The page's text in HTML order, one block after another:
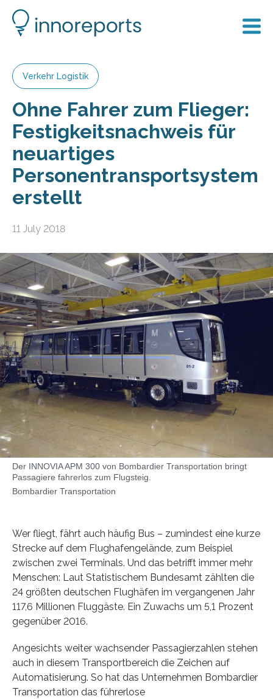
Verkehr Logistik
Ohne Fahrer zum Flieger:
Festigkeitsnachweis für
neuartiges
Personentransportsystem
erstellt
11 July 2018
Der INNOVIA APM 300 von Bombardier Transportation bringt
Passagiere fahrerlos zum Flugsteig.
Bombardier Transportation
Wer fliegt, fährt auch häufig Bus – zumindest eine kurze
Strecke auf dem Flughafengelände, zum Beispiel
zwischen zwei Terminals. Und das betrifft immer mehr
Menschen: Laut Statistischem Bundesamt zählten die
24 größten deutschen Flughäfen im vergangenen Jahr
117,6 Millionen Fluggäste. Ein Zuwachs um 5,1 Prozent
gegenüber 2016.
Angesichts weiter wachsender Passagierzahlen stehen
auch in diesem Transportbereich die Zeichen auf
Automatisierung. So hat das Unternehmen Bombardier
Transportation das führerlose